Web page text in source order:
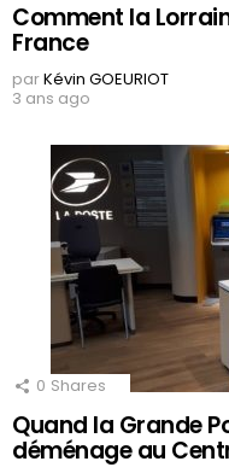
Comment la
France
parKévin GOEURIOT
3 ans ago
0 Shares
Quand la Grande
déménage au